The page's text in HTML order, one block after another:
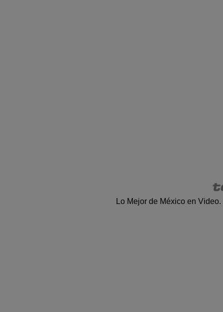
Lo Mejor de México en